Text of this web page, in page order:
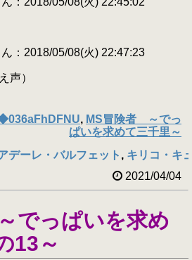
：2018/05/08(火) 22:47:23
声）
, MS冒険者 ～でっ
ぱいを求めて三千里～
デーレ・バルフェット , キリコ・キ
2021/04/04
でっぱいを求め
13～